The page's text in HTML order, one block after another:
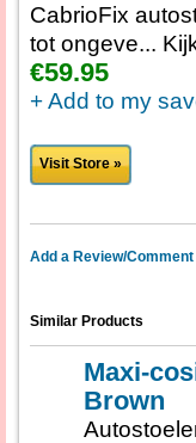
CabrioFix
tot ongeve...
€59.95
+ Add to my
Visit Store »
Add a Review/Comment
Similar Products
Maxi-
Brown